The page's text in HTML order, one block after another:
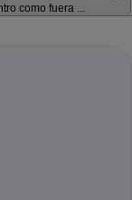
como fuera ...